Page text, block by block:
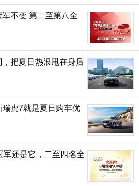
不变 第二至第八全
把夏日热浪甩在身后
虎7就是夏日购车优
还是它，二至四名全